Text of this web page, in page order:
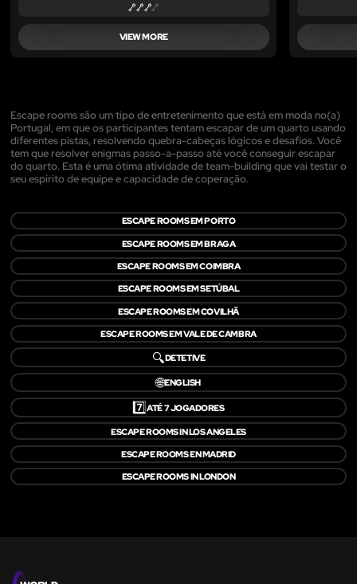
VIEW MORE
Escape rooms são um tipo de entretenimento que está em moda no(a)
Portugal, em que os participantes tentam escapar de um quarto usando
diferentes pistas, resolvendo quebra-cabeças lógicos e desafios. Você
tem que resolver enigmas passo-a-passo até você conseguir escapar
do quarto. Esta é uma ótima atividade de team-building que vai testar o
seu espírito de equipe e capacidade de coperação.
ESCAPE ROOMS EM PORTO
ESCAPE ROOMS EM BRAGA
ESCAPE ROOMS EM COIMBRA
ESCAPE ROOMS EM SETÚBAL
ESCAPE ROOMS EM COVILHÃ
ESCAPE ROOMS EM VALE DE CAMBRA
🔍DETETIVE
🌐ENGLISH
7️⃣ATÉ 7 JOGADORES
ESCAPE ROOMS IN LOS ANGELES
ESCAPE ROOMS EN MADRID
ESCAPE ROOMS IN LONDON